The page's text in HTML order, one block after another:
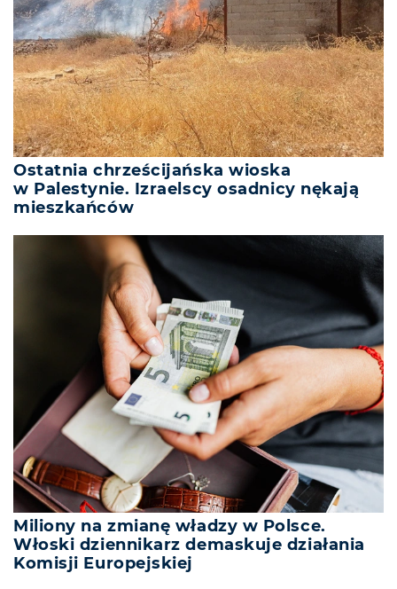
Ostatnia chrześcijańska wioska
w Palestynie. Izraelscy osadnicy nękają
mieszkańców
Miliony na zmianę władzy w Polsce.
Włoski dziennikarz demaskuje działania
Komisji Europejskiej